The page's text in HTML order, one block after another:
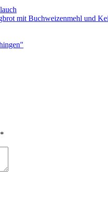
mit Buchweizenmehl und
*